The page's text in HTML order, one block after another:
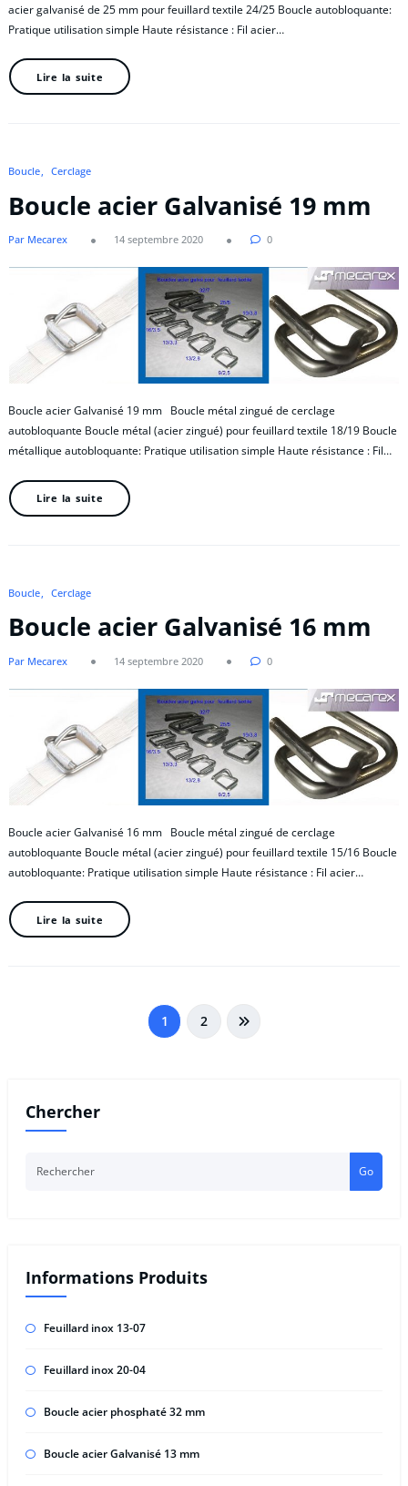
acier galvanisé de 25 mm pour feuillard textile 24/25 Boucle autobloquante:
Pratique utilisation simple Haute résistance : Fil acier…
Lire la suite
Boucle Cerclage
Boucle acier Galvanisé 19 mm
Par Mecarex 14 septembre 2020 0
Boucle acier Galvanisé 19 mm Boucle métal zingué de cerclage
autobloquante Boucle métal (acier zingué) pour feuillard textile 18/19 Boucle
métallique autobloquante: Pratique utilisation simple Haute résistance : Fil…
Lire la suite
Boucle Cerclage
Boucle acier Galvanisé 16 mm
Par Mecarex 14 septembre 2020 0
Boucle acier Galvanisé 16 mm Boucle métal zingué de cerclage
autobloquante Boucle métal (acier zingué) pour feuillard textile 15/16 Boucle
autobloquante: Pratique utilisation simple Haute résistance : Fil acier…
Lire la suite
1 2
Chercher
Go
Informations Produits
Feuillard inox 13-07
Feuillard inox 20-04
Boucle acier phosphaté 32 mm
Boucle acier Galvanisé 13 mm